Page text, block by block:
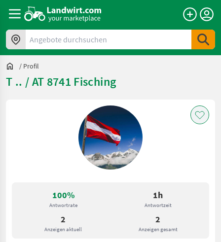
Angebote durchsuchen
/ Profil
T .. / AT 8741 Fisching
100%
Antwortrate
1h
Antwortzeit
2
Anzeigen aktuell
2
Anzeigen gesamt